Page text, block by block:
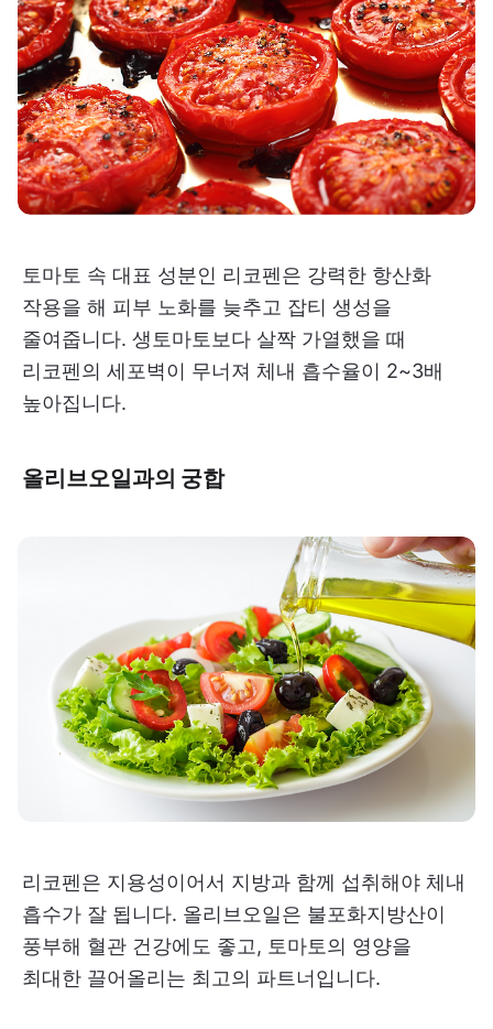
토마토 속 대표 성분인 리코펜은 강력한 항산화
작용을 해 피부 노화를 늦추고 잡티 생성을
줄여줍니다. 생토마토보다 살짝 가열했을 때
리코펜의 세포벽이 무너져 체내 흡수율이 2~3배
높아집니다.
올리브오일과의 궁합
리코펜은 지용성이어서 지방과 함께 섭취해야 체내
흡수가 잘 됩니다. 올리브오일은 불포화지방산이
풍부해 혈관 건강에도 좋고, 토마토의 영양을
최대한 끌어올리는 최고의 파트너입니다.